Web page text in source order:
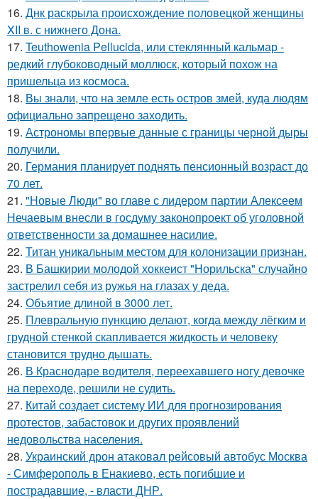
16. Днк раскрыла происхождение половецкой женщины
XII в. с нижнего Дона.
17. Teuthowenia Pellucida, или стеклянный кальмар -
редкий глубоководный моллюск, который похож на
пришельца из космоса.
18. Вы знали, что на земле есть остров змей, куда людям
официально запрещено заходить.
19. Астрономы впервые данные с границы черной дыры
получили.
20. Германия планирует поднять пенсионный возраст до
70 лет.
21. "Новые Люди" во главе с лидером партии Алексеем
Нечаевым внесли в госдуму законопроект об уголовной
ответственности за домашнее насилие.
22. Титан уникальным местом для колонизации признан.
23. В Башкирии молодой хоккеист "Норильска" случайно
застрелил себя из ружья на глазах у деда.
24. Объятие длиной в 3000 лет.
25. Плевральную пункцию делают, когда между лёгким и
грудной стенкой скапливается жидкость и человеку
становится трудно дышать.
26. В Краснодаре водителя, переехавшего ногу девочке
на переходе, решили не судить.
27. Китай создает систему ИИ для прогнозирования
протестов, забастовок и других проявлений
недовольства населения.
28. Украинский дрон атаковал рейсовый автобус Москва
- Симферополь в Енакиево, есть погибшие и
пострадавшие, - власти ДНР.